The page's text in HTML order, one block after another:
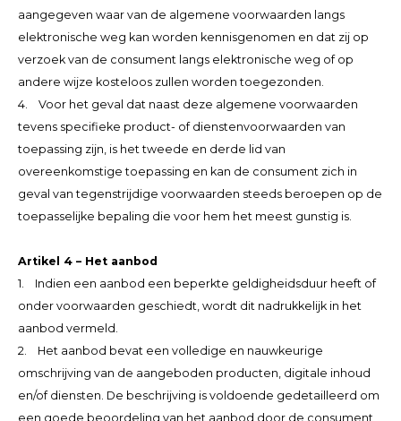
aangegeven waar van de algemene voorwaarden langs
elektronische weg kan worden kennisgenomen en dat zij op
verzoek van de consument langs elektronische weg of op
andere wijze kosteloos zullen worden toegezonden.
4. Voor het geval dat naast deze algemene voorwaarden
tevens specifieke product- of dienstenvoorwaarden van
toepassing zijn, is het tweede en derde lid van
overeenkomstige toepassing en kan de consument zich in
geval van tegenstrijdige voorwaarden steeds beroepen op de
toepasselijke bepaling die voor hem het meest gunstig is.
Artikel 4 – Het aanbod
1. Indien een aanbod een beperkte geldigheidsduur heeft of
onder voorwaarden geschiedt, wordt dit nadrukkelijk in het
aanbod vermeld.
2. Het aanbod bevat een volledige en nauwkeurige
omschrijving van de aangeboden producten, digitale inhoud
en/of diensten. De beschrijving is voldoende gedetailleerd om
een goede beoordeling van het aanbod door de consument